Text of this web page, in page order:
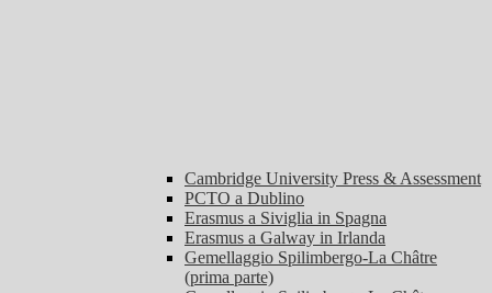
Cambridge University Press & Assessment
PCTO a Dublino
Erasmus a Siviglia in Spagna
Erasmus a Galway in Irlanda
Gemellaggio Spilimbergo-La Châtre
(prima parte)